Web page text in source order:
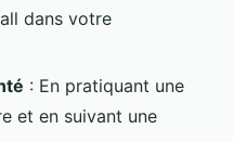
dans votre
: En pratiquant une
et en suivant une